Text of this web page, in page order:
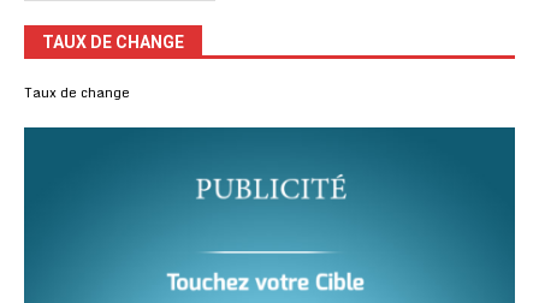
TAUX DE CHANGE
Taux de change